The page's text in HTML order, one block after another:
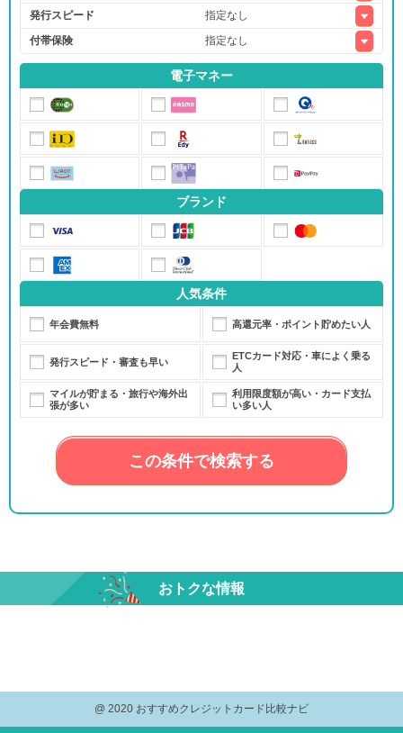
発行スピード
付帯保険
電子マネー
ブランド
人気条件
年会費無料 高還元率・ポイント貯めたい人
発行スピード・審査も早い
ETCカード対応・車によく乗る
人
マイルが貯まる・旅行や海外出
張が多い
利用限度額が高い・カード支払
い多い人
この条件で検索する
おトクな情報
@ 2020 おすすめクレジットカード比較ナビ